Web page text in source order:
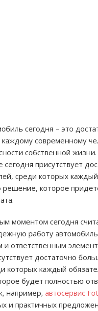
сегодня – это
современному
собственной жизни.
присутствует
среди которых
решение, которое
моментом сегодня
работу
и ответственным
достаточно
которых каждый
будет полностью
например, автосервис
и практичных